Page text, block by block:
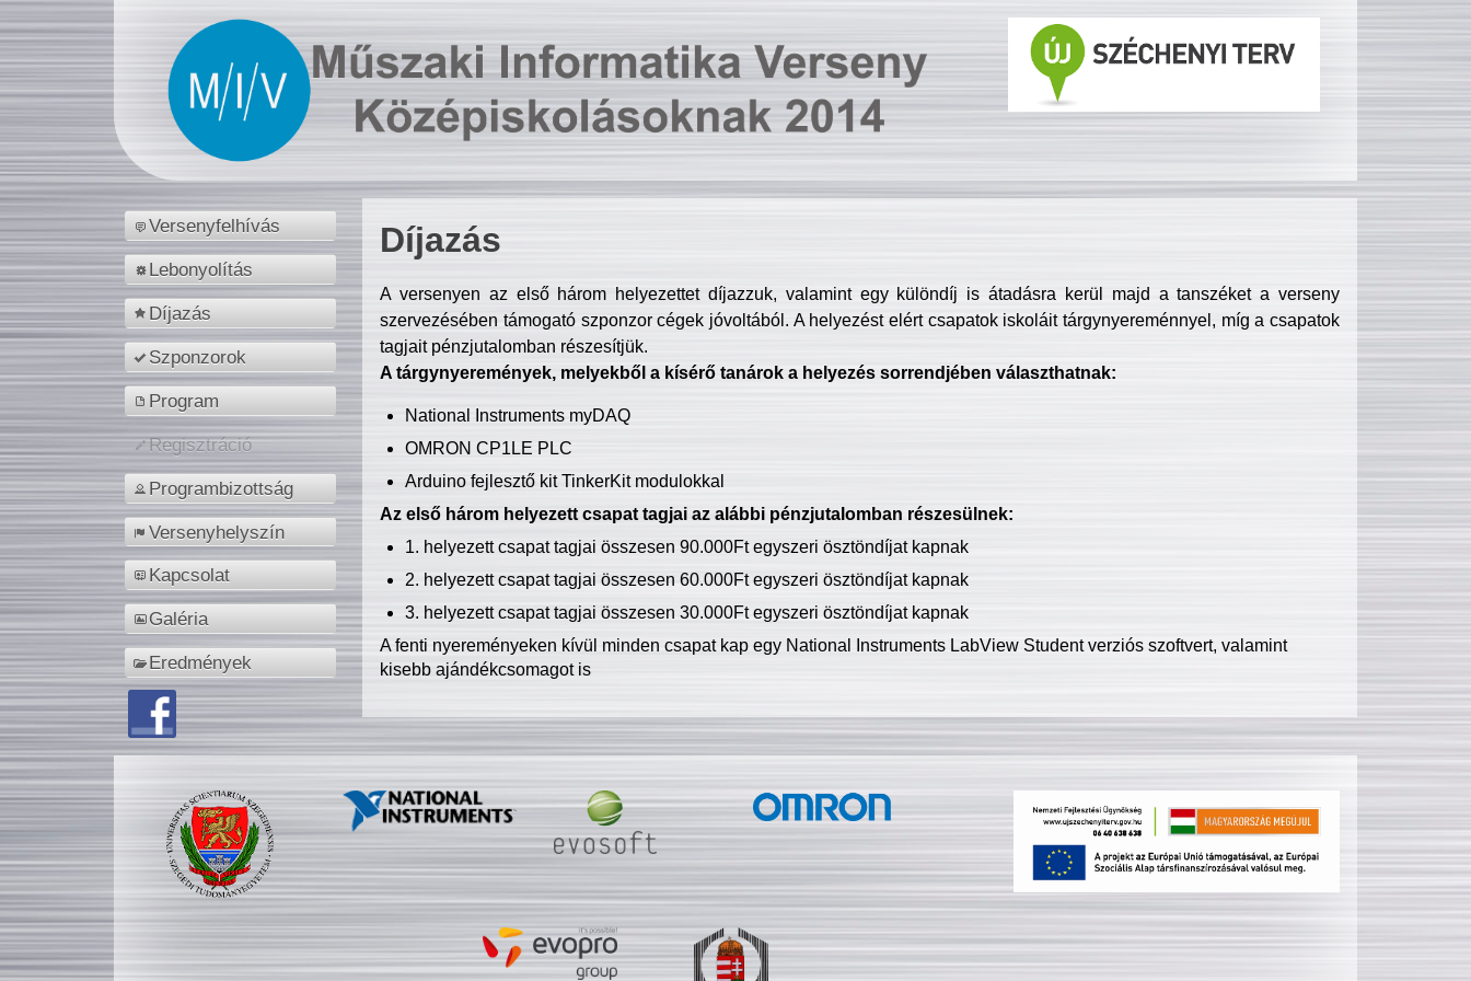
Versenyfelhívás
Lebonyolítás
Díjazás
Szponzorok
Program
Regisztráció
Programbizottság
Versenyhelyszín
Kapcsolat
Galéria
Eredmények
Díjazás
A versenyen az első három helyezettet díjazzuk, valamint egy különdíj is átadásra kerül majd a tanszéket a verseny
szervezésében támogató szponzor cégek jóvoltából. A helyezést elért csapatok iskoláit tárgynyereménnyel, míg a csapatok
tagjait pénzjutalomban részesítjük.
A tárgynyeremények, melyekből a kísérő tanárok a helyezés sorrendjében választhatnak:
National Instruments myDAQ
OMRON CP1LE PLC
Arduino fejlesztő kit TinkerKit modulokkal
Az első három helyezett csapat tagjai az alábbi pénzjutalomban részesülnek:
1. helyezett csapat tagjai összesen 90.000Ft egyszeri ösztöndíjat kapnak
2. helyezett csapat tagjai összesen 60.000Ft egyszeri ösztöndíjat kapnak
3. helyezett csapat tagjai összesen 30.000Ft egyszeri ösztöndíjat kapnak
A fenti nyereményeken kívül minden csapat kap egy National Instruments LabView Student verziós szoftvert, valamint
kisebb ajándékcsomagot is